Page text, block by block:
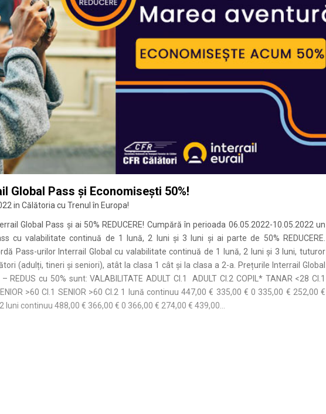
Global Pass și Economisești 50%!
in Călătoria cu Trenul în Europa!
Global Pass și ai 50% REDUCERE! Cumpără în perioada 06.05.2022-10.05.2022 un
cu valabilitate continuă de 1 lună, 2 luni și 3 luni și ai parte de 50% REDUCERE.
Pass-urilor Interrail Global cu valabilitate continuă de 1 lună, 2 luni și 3 luni, tuturor
(adulți, tineri și seniori), atât la clasa 1 cât și la clasa a 2-a. Prețurile Interrail Global
REDUS cu 50% sunt: VALABILITATE ADULT Cl.1 ADULT Cl.2 COPIL* TANAR <28 Cl.1
>60 Cl.1 SENIOR >60 Cl.2 1 lună continuu 447,00 € 335,00 € 0 335,00 € 252,00 €
luni continuu 488,00 € 366,00 € 0 366,00 € 274,00 € 439,00…